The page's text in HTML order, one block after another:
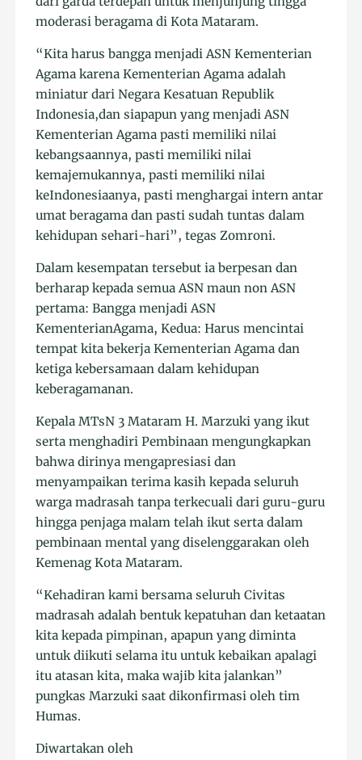
moderasi beragama di Kota Mataram.
“Kita harus bangga menjadi ASN Kementerian
Agama karena Kementerian Agama adalah
miniatur dari Negara Kesatuan Republik
Indonesia,dan siapapun yang menjadi ASN
Kementerian Agama pasti memiliki nilai
kebangsaannya, pasti memiliki nilai
kemajemukannya, pasti memiliki nilai
keIndonesiaanya, pasti menghargai intern antar
umat beragama dan pasti sudah tuntas dalam
kehidupan sehari-hari”, tegas Zomroni.
Dalam kesempatan tersebut ia berpesan dan
berharap kepada semua ASN maun non ASN
pertama: Bangga menjadi ASN
KementerianAgama, Kedua: Harus mencintai
tempat kita bekerja Kementerian Agama dan
ketiga kebersamaan dalam kehidupan
keberagamanan.
Kepala MTsN 3 Mataram H. Marzuki yang ikut
serta menghadiri Pembinaan mengungkapkan
bahwa dirinya mengapresiasi dan
menyampaikan terima kasih kepada seluruh
warga madrasah tanpa terkecuali dari guru-guru
hingga penjaga malam telah ikut serta dalam
pembinaan mental yang diselenggarakan oleh
Kemenag Kota Mataram.
“Kehadiran kami bersama seluruh Civitas
madrasah adalah bentuk kepatuhan dan ketaatan
kita kepada pimpinan, apapun yang diminta
untuk diikuti selama itu untuk kebaikan apalagi
itu atasan kita, maka wajib kita jalankan”
pungkas Marzuki saat dikonfirmasi oleh tim
Humas.
Diwartakan oleh